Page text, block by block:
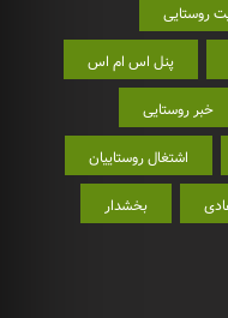
روستایی
پنل اس ام اس
خبر روستایی
اشتغال روستاییان
بخشدار